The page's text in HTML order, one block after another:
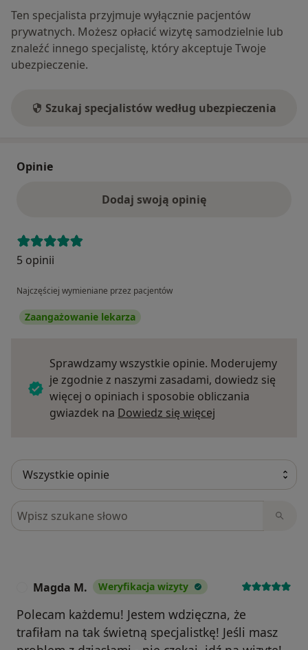
Ten specjalista przyjmuje wyłącznie pacjentów
prywatnych. Możesz opłacić wizytę samodzielnie lub
znaleźć innego specjalistę, który akceptuje Twoje
ubezpieczenie.
Szukaj specjalistów według ubezpieczenia
Opinie
Dodaj swoją opinię
5 opinii
Najczęściej wymieniane przez pacjentów
Zaangażowanie lekarza
Sprawdzamy wszystkie opinie. Moderujemy
je zgodnie z naszymi zasadami, dowiedz się
więcej o opiniach i sposobie obliczania
gwiazdek na Dowiedz się więcej
Szukaj w opiniach
Magda M. Weryfikacja wizyty
Polecam każdemu! Jestem wdzięczna, że
trafiłam na tak świetną specjalistkę! Jeśli masz